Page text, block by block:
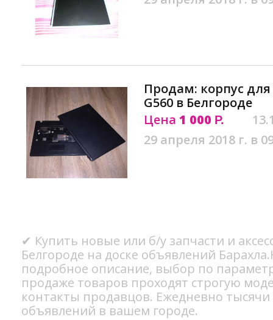
Продам: корпус для
G560 в Белгороде
Цена 1 000 Р.
29 апреля 2018 г. в
✔ Купить новые или б/у запчасти и
Белгороде на доске объявлений
подробное описание, выбор по
продаже товаров проходят строгую
контакты продавцов. Ежедневно
объявлений в вашем городе.